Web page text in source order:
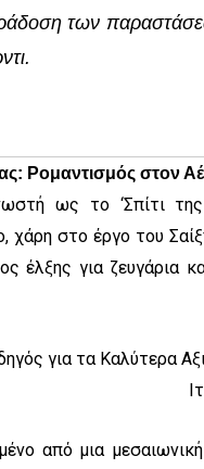
των
Ρομαντισμός στον
ως το ‘Σπίτι της
στο έργο του
έλξης για ζευγάρια
από μια